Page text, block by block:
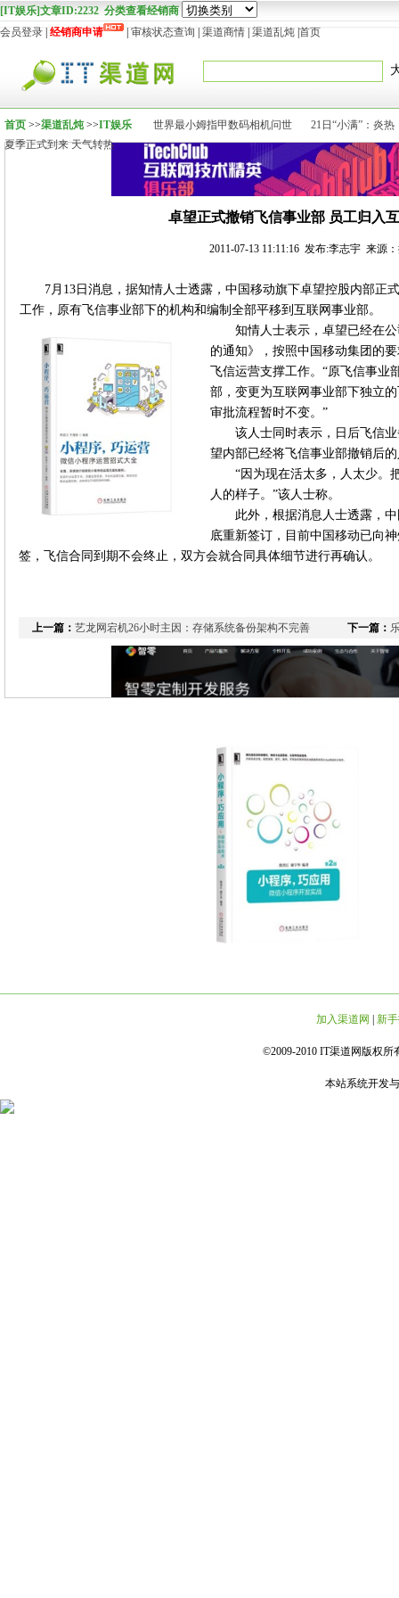
[IT娱乐]文章ID:2232 分类查看经销商
会员登录 经销商申请 审核状态查询 渠道商情 渠道乱炖 首页
首页 >>渠道乱炖>>IT娱乐 世界最小姆指甲数码相机问世
21日“小满”：炎热
夏季正式到来 天气转热
卓望正式撤销飞信事业部 员工归入
2011-07-13 11:11:16 发布:李志宇 来源
7月13日消息，据知情人士透露，中国移动旗下卓望控股内部正
工作，原有飞信事业部下的机构和编制全部平移到互联网事业部。
知情人士表示，卓望已经在
的通知》，按照中国移动集团的
飞信运营支撑工作。“原飞信事
部，变更为互联网事业部下独立
审批流程暂时不变。”
该人士同时表示，日后飞信
望内部已经将飞信事业部撤销后
“因为现在活太多，人太少。
人的样子。”该人士称。
此外，根据消息人士透露，
底重新签订，目前中国移动已向
签，飞信合同到期不会终止，双方会就合同具体细节进行再确认。
上一篇： 艺龙网宕机26小时主因：存储系统备份架构不完善 下一篇：
加入渠道网 新
©2009-2010 IT渠道网版权所
本站系统开发